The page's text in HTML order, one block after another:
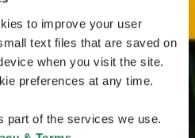
to improve your user
text files that are saved on
when you visit the site.
preferences at any time.
part of the services we use.